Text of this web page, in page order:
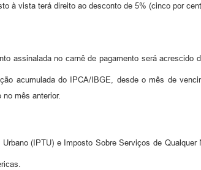
à vista terá direito ao desconto de 5% (cinco por
assinalada no carnê de pagamento será
acumulada do IPCA/IBGE, desde o mês de
no mês anterior.
(IPTU) e Imposto Sobre Serviços de